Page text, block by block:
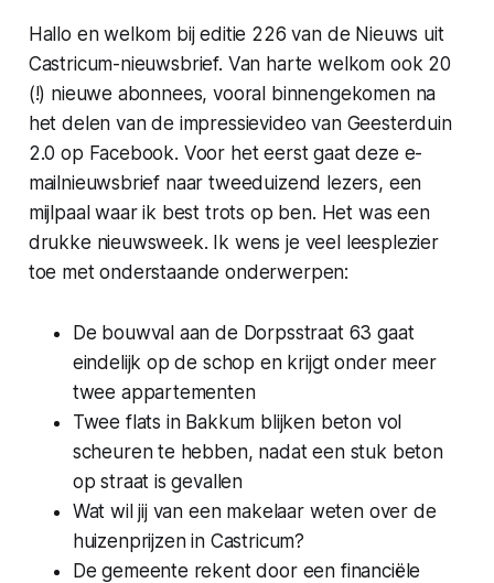
Hallo en welkom bij editie 226 van de Nieuws uit
Castricum-nieuwsbrief. Van harte welkom ook 20
(!) nieuwe abonnees, vooral binnengekomen na
het delen van de impressievideo van Geesterduin
2.0 op Facebook. Voor het eerst gaat deze e-
mailnieuwsbrief naar tweeduizend lezers, een
mijlpaal waar ik best trots op ben. Het was een
drukke nieuwsweek. Ik wens je veel leesplezier
toe met onderstaande onderwerpen:
De bouwval aan de Dorpsstraat 63 gaat
eindelijk op de schop en krijgt onder meer
twee appartementen
Twee flats in Bakkum blijken beton vol
scheuren te hebben, nadat een stuk beton
op straat is gevallen
Wat wil jij van een makelaar weten over de
huizenprijzen in Castricum?
De gemeente rekent door een financiële